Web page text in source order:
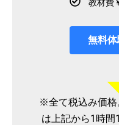
教材費
無料
※全て税込み価格
は上記から1時間